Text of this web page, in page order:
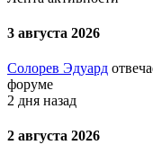
3 августа 2026
Солорев Эдуард
форуме
2 дня назад
2 августа 2026